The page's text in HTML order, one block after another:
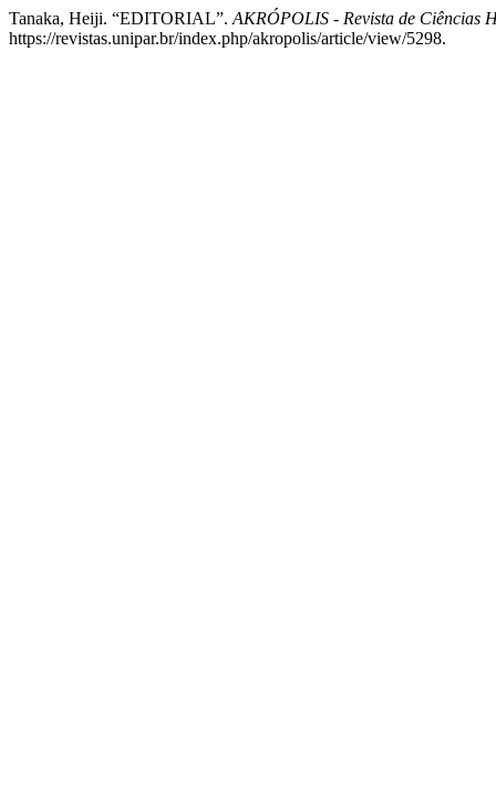
Tanaka, Heiji. “EDITORIAL”. AKRÓPOLIS - Revista de Ciências
https://revistas.unipar.br/index.php/akropolis/article/view/5298.